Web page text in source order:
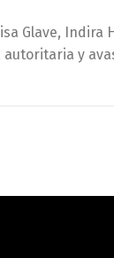
Glave, Indira
autoritaria y